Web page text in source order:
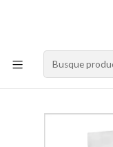
Nuestro
Compre por la web para
Inicio Gato Alimento